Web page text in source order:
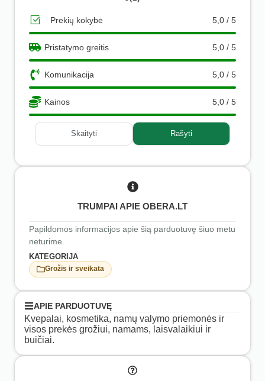
Prekių kokybė 5,0 / 5
Pristatymo greitis 5,0 / 5
Komunikacija 5,0 / 5
Kainos 5,0 / 5
Skaityti Rašyti
TRUMPAI APIE OBERA.LT
Papildomos informacijos apie šią parduotuvę šiuo metu
neturime.
KATEGORIJA
Grožis ir sveikata
APIE PARDUOTUVĘ
Kvepalai, kosmetika, namų valymo priemonės ir
visos prekės grožiui, namams, laisvalaikiui ir
buičiai.